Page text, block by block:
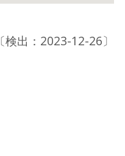
〔検出：2023-12-26〕